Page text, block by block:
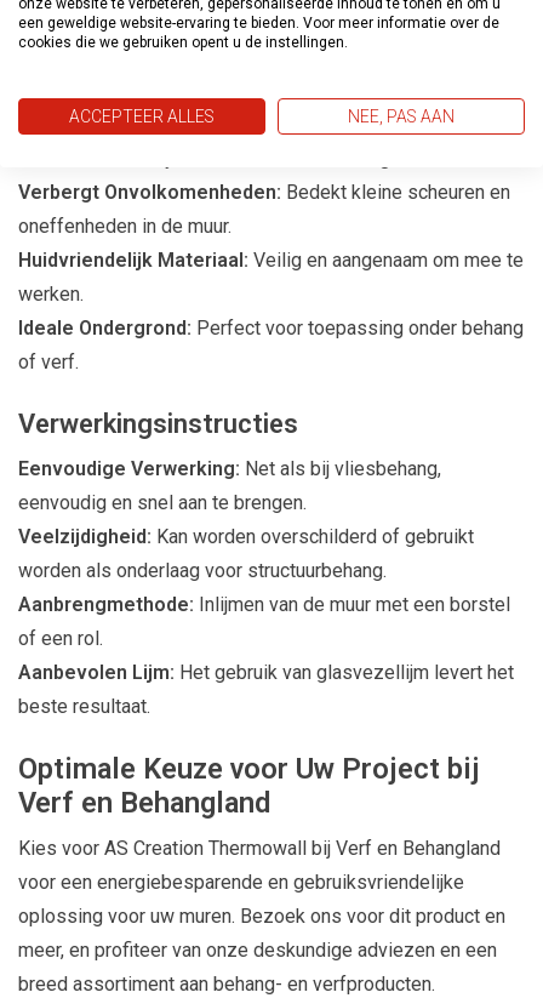
warmer, voor een comfortabeler gevoel.
Ademend Vermogen:
Draagt bij aan een aangenamer en
Geluidsreductie en Schokdemping:
Biedt zowel
Verbergt Onvolkomenheden: Bedekt kleine scheuren en
oneffenheden in de muur.
Huidvriendelijk Materiaal: Veilig en aangenaam om mee te
werken.
Ideale Ondergrond: Perfect voor toepassing onder behang
of verf.
Verwerkingsinstructies
Eenvoudige Verwerking: Net als bij vliesbehang,
eenvoudig en snel aan te brengen.
Veelzijdigheid: Kan worden overschilderd of gebruikt
worden als onderlaag voor structuurbehang.
Aanbrengmethode: Inlijmen van de muur met een borstel
of een rol.
Aanbevolen Lijm: Het gebruik van glasvezellijm levert het
beste resultaat.
Optimale Keuze voor Uw Project bij
Verf en Behangland
Kies voor AS Creation Thermowall bij Verf en Behangland
voor een energiebesparende en gebruiksvriendelijke
oplossing voor uw muren. Bezoek ons voor dit product en
meer, en profiteer van onze deskundige adviezen en een
breed assortiment aan behang- en verfproducten.
een geweldige website-ervaring te bieden. Voor meer informatie over de
cookies die we gebruiken opent u de instellingen.
ACCEPTEER ALLES NEE, PAS AAN